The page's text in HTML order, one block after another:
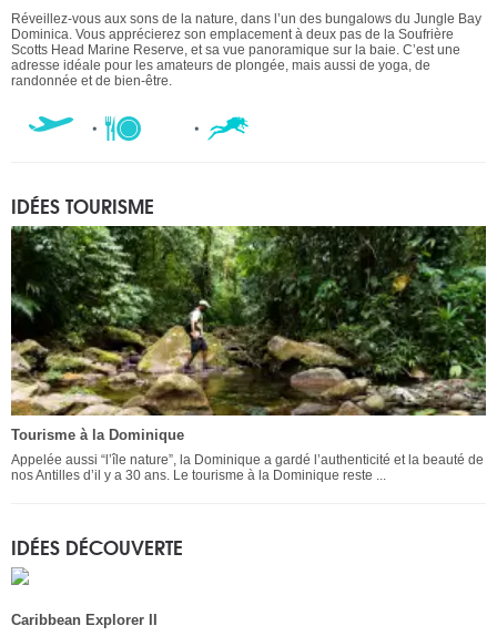
Réveillez-vous aux sons de la nature, dans l’un des bungalows du Jungle Bay
Dominica. Vous apprécierez son emplacement à deux pas de la Soufrière
Scotts Head Marine Reserve, et sa vue panoramique sur la baie. C’est une
adresse idéale pour les amateurs de plongée, mais aussi de yoga, de
randonnée et de bien-être.
IDÉES TOURISME
Tourisme à la Dominique
Appelée aussi “l’île nature”, la Dominique a gardé l’authenticité et la beauté de
nos Antilles d’il y a 30 ans. Le tourisme à la Dominique reste ...
IDÉES DÉCOUVERTE
Caribbean Explorer II